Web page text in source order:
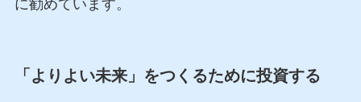
に勧めています。
「よりよい未来」をつくるために投資する